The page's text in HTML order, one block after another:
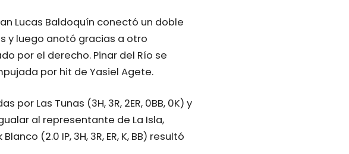
Lucas Baldoquín conectó un doble
y luego anotó gracias a otro
por el derecho. Pinar del Río se
por hit de Yasiel Agete.
Las Tunas (3H, 3R, 2ER, 0BB, 0K) y
al representante de La Isla,
(2.0 IP, 3H, 3R, ER, K, BB) resultó